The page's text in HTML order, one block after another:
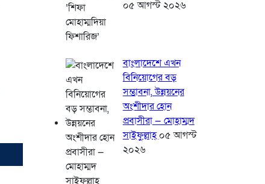
০৫ আগস্ট ২০২৬
বাংলাদেশে এখন
বিনিয়োগের বড়
সম্ভাবনা, উন্নয়নের
অংশীদার হোন
প্রবাসীরা — মোহাম্মদ
সাইফুল্লাহ্০৫ আগস্ট
২০২৬